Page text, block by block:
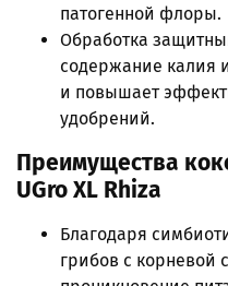
патогенной флоры.
Обработка
содержание калия
и повышает
удобрений.
Преимущества
UGro XL Rhiza
Благодаря
грибов с корневой